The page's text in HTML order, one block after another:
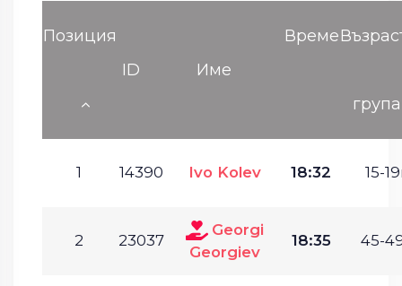
Позиция
ID
Име
Време
група
1 14390 Ivo Kolev 18:32 15-
2 23037
Georgi
Georgiev
18:35 45-